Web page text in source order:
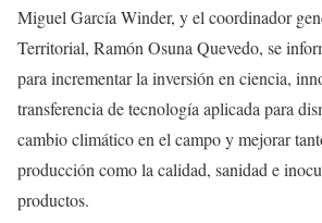
Miguel García Winder, y el coordinador
Territorial, Ramón Osuna Quevedo, se
para incrementar la inversión en ciencia,
transferencia de tecnología aplicada para
cambio climático en el campo y mejorar
producción como la calidad, sanidad e
productos.